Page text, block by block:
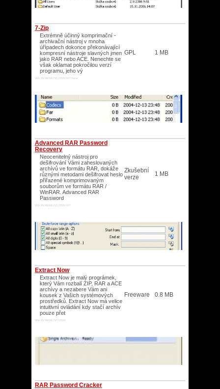
7-Zip
Extrémně účinný komprimační -
archivační nástroj v mnoha
úřípadech dokonce překonávající
kompresní nástroje slavných jmen
jako RAR nebo ACE. Nenechte se
však oklamat pokročilou verzí
programu, jeho vý
Win 95/98/ME/NT/2000/XP/Vista/
GPL 1 MB
Advanced RAR Password
Recovery
Neocenitelný nástroj pro
dešifrování Vámi zaheslovaných
archívů ve formátu RAR, dokáže
různými metodami dešifrovat heslo
přiřazené komprimovaným
souborům ve formátu RAR /
WinRAR. Advanced RAR
Password
Win 95/98/ME/NT/2000/XP/
Zkušební
verze
1 MB
Extract Now
Extract Now je malý prográmek,
který Vám rozbalí ZIP, RAR a ACE
archívy a nezabere Vám ani
kousek z Vašich systémových
prostředků. Extract Now má velice
intuitivní ovládání kdy stačí archív
pouze přet
Win 95/98/ME/NT/2000/
Freeware 0.8 MB
RAR Password Cracker